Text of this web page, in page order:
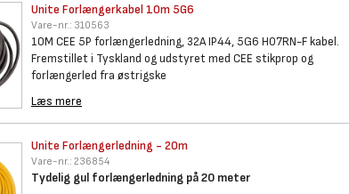
Unite Forlængerkabel 10m 5G6
Vare-nr.: 310563
10M CEE 5P forlængerledning, 32A IP44, 5G6 H07RN-F kabel.
Fremstillet i Tyskland og udstyret med CEE stikprop og
forlængerled fra østrigske
Læs mere
Unite Forlængerledning - 20m
Vare-nr.: 236854
Tydelig gul forlængerledning på 20 meter